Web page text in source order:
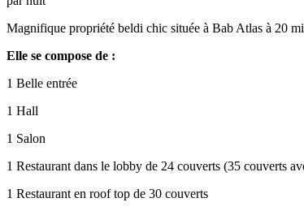
Magnifique propriété beldi chic située à Bab Atlas à 20
Elle se compose de :
1 Belle entrée
1 Hall
1 Salon
1 Restaurant dans le lobby de 24 couverts (35 couverts
1 Restaurant en roof top de 30 couverts